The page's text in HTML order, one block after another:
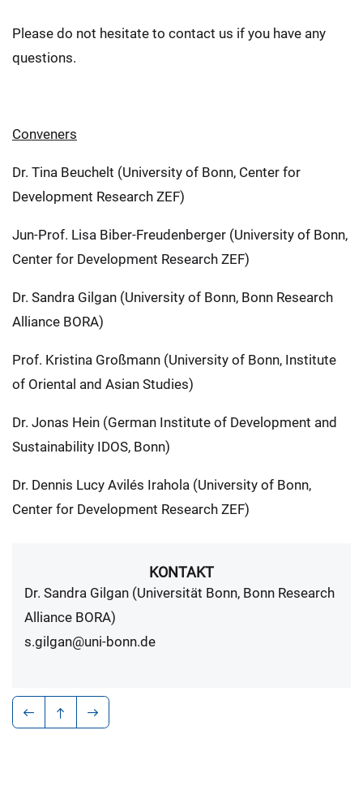
Please do not hesitate to contact us if you have any
questions.
Conveners
Dr. Tina Beuchelt (University of Bonn, Center for
Development Research ZEF)
Jun-Prof. Lisa Biber-Freudenberger (University of Bonn,
Center for Development Research ZEF)
Dr. Sandra Gilgan (University of Bonn, Bonn Research
Alliance BORA)
Prof. Kristina Großmann (University of Bonn, Institute
of Oriental and Asian Studies)
Dr. Jonas Hein (German Institute of Development and
Sustainability IDOS, Bonn)
Dr. Dennis Lucy Avilés Irahola (University of Bonn,
Center for Development Research ZEF)
KONTAKT
Dr. Sandra Gilgan (Universität Bonn, Bonn Research
Alliance BORA)
s.gilgan@uni-bonn.de